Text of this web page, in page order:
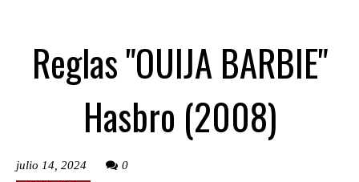
Reglas "OUIJA BARBIE"
Hasbro (2008)
julio 14, 2024 0